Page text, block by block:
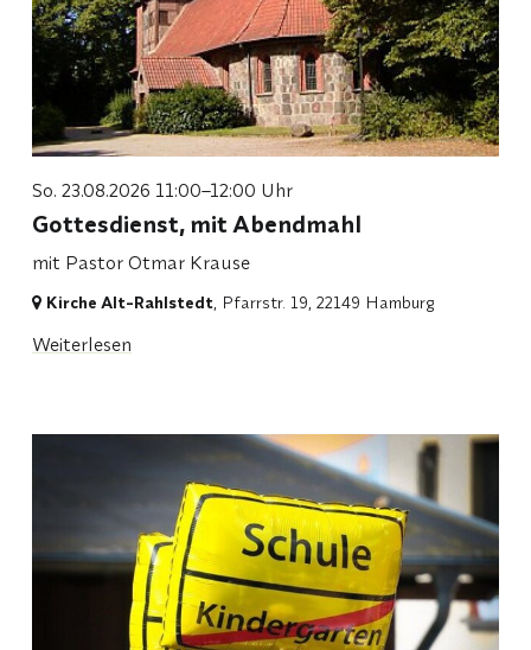
So. 23.08.2026 11:00–12:00 Uhr
Gottesdienst, mit Abendmahl
mit Pastor Otmar Krause
Kirche Alt-Rahlstedt, Pfarrstr. 19, 22149 Hamburg
Weiterlesen